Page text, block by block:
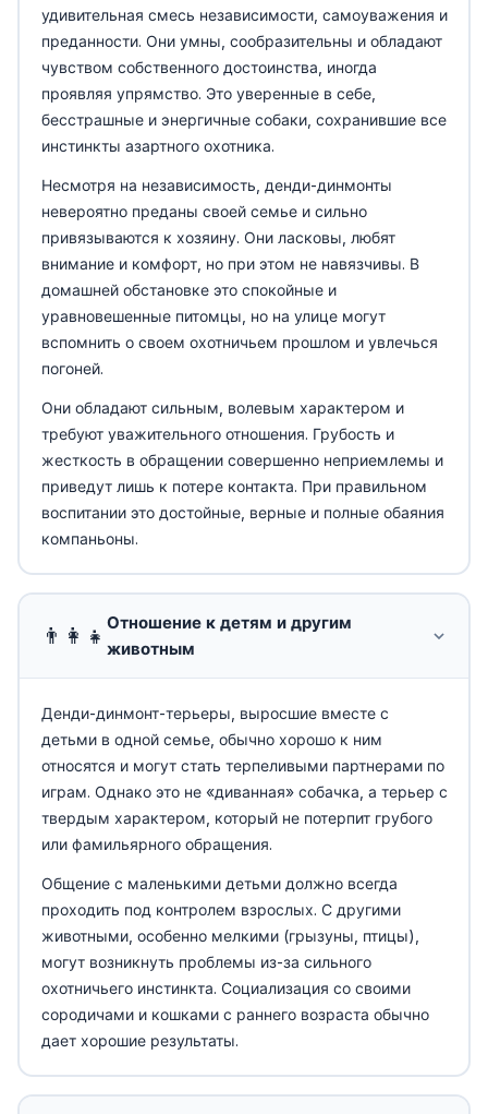
удивительная смесь независимости, самоуважения и
преданности. Они умны, сообразительны и обладают
чувством собственного достоинства, иногда
проявляя упрямство. Это уверенные в себе,
бесстрашные и энергичные собаки, сохранившие все
инстинкты азартного охотника.
Несмотря на независимость, денди-динмонты
невероятно преданы своей семье и сильно
привязываются к хозяину. Они ласковы, любят
внимание и комфорт, но при этом не навязчивы. В
домашней обстановке это спокойные и
уравновешенные питомцы, но на улице могут
вспомнить о своем охотничьем прошлом и увлечься
погоней.
Они обладают сильным, волевым характером и
требуют уважительного отношения. Грубость и
жесткость в обращении совершенно неприемлемы и
приведут лишь к потере контакта. При правильном
воспитании это достойные, верные и полные обаяния
компаньоны.
👨‍👩‍👧
Отношение к детям и другим
животным
Денди-динмонт-терьеры, выросшие вместе с
детьми в одной семье, обычно хорошо к ним
относятся и могут стать терпеливыми партнерами по
играм. Однако это не «диванная» собачка, а терьер с
твердым характером, который не потерпит грубого
или фамильярного обращения.
Общение с маленькими детьми должно всегда
проходить под контролем взрослых. С другими
животными, особенно мелкими (грызуны, птицы),
могут возникнуть проблемы из-за сильного
охотничьего инстинкта. Социализация со своими
сородичами и кошками с раннего возраста обычно
дает хорошие результаты.